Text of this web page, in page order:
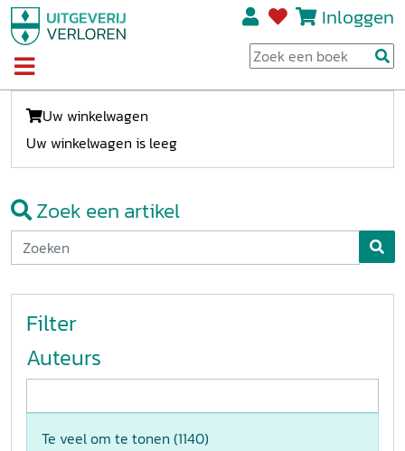
Inloggen
Uw winkelwagen
Uw winkelwagen is leeg
Zoek een artikel
Filter
Auteurs
Te veel om te tonen (1140)